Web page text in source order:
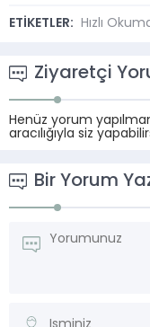
ETİKETLER: Hızlı
Ziyaretçi
Henüz yorum
aracılığıyla siz
Bir Yorum